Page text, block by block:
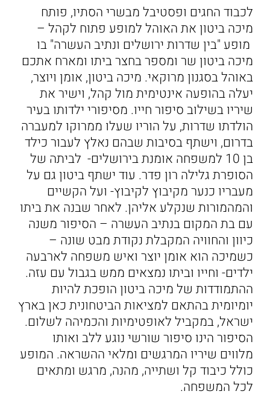
לכבוד החגים ופסטיבל מבשרי הסתיו, פותח
מיכה ביטון את האוהל למופע פתוח לקהל –
מופע "בין שדרות ירושלים ונתיב העשרה" בו
מיכה ביטון שר ומספר בחצר ביתו ומארח אתכם
באוהל בסגנון מרוקאי. מיכה ביטון, אומן ויוצר,
יעלה בהופעה אינטימית מול קהל, וישיר את
שיריו בשילוב סיפור חייו. מסיפורי ילדותו בעיר
הולדתו שדרות, על הוריו שעלו ממרוקו למעברה
בדרום, וישתף בסיבות שבהם נאלץ לעבור כילד
בן 10 למשפחה אומנת בירושלים- לביתה של
הסופרת גלילה רון פדר. עוד ישתף ביטון גם על
מעבריו כנער מקיבוץ לקיבוץ- ועל הקשיים
והמהמורות שנקלע אליהן. לאחר שבנה את ביתו
עם בת המקום בנתיב העשרה – הסיפור משנה
כיוון והחוויה המקבלת נקודת מבט שונה –
כשמיכה הוא אומן יוצר ואיש משפחה לארבעה
ילדים- וחייו וביתו נמצאים ממש בגבול עם עזה.
ההתמודדות של מיכה ביטון הופכת להיות
יומיומית בהתאם למציאות הביטחונית כאן בארץ
ישראל, במקביל לאופטימיות והכמיהה לשלום.
הסיפור הינו סיפור שורשי נוגע ללב ואותו
מלווים שיריו המרגשים ומלאי ההשראה. המופע
כולל כיבוד קל ושתייה, מהנה, מרגש ומתאים
לכל המשפחה.